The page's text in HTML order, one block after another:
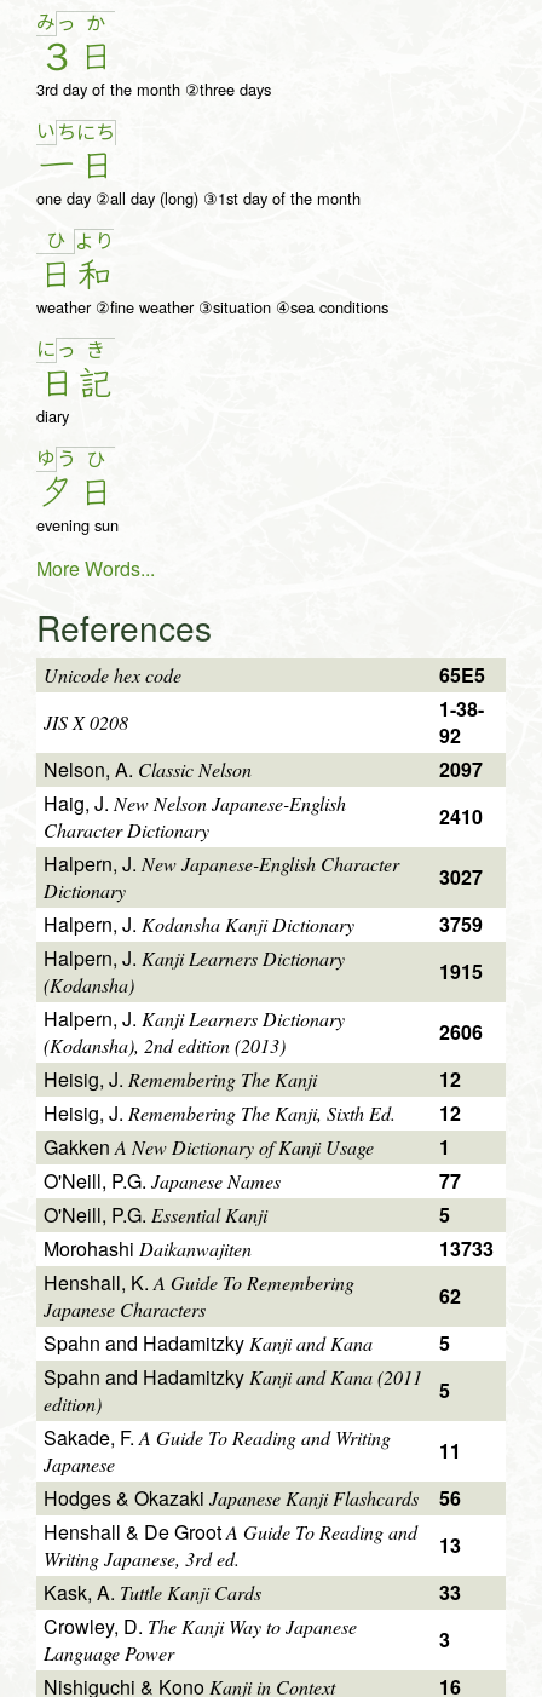
み っ
３
か
日
3rd day of the month ②three days
い ち
一
にち
日
one day ②all day (long) ③1st day of the month
ひ
日
よ り
和
weather ②fine weather ③situation ④sea conditions
に っ
日
き
記
diary
ゆ う
夕
ひ
日
evening sun
More Words...
References
Unicode hex code 65E5
JIS X 0208
1-38-
92
Nelson, A. Classic Nelson
2097
Haig, J.New Nelson Japanese-English
Character Dictionary
2410
Halpern, J. New Japanese-English Character
Dictionary
3027
Halpern, J. Kodansha Kanji Dictionary
3759
Halpern, J. Kanji Learners Dictionary
(Kodansha)
1915
Halpern, J. Kanji Learners Dictionary
(Kodansha), 2nd edition (2013)
2606
Heisig, J. Remembering The Kanji
12
Heisig, J. Remembering The Kanji, Sixth Ed.
12
GakkenA New Dictionary of Kanji Usage
1
O'Neill, P.G. Japanese Names
77
O'Neill, P.G. Essential Kanji
5
Morohashi Daikanwajiten
13733
Henshall, K.A Guide To Remembering
Japanese Characters
62
Spahn and HadamitzkyKanji and Kana
5
Spahn and HadamitzkyKanji and Kana (2011
edition)
5
Sakade, F.A Guide To Reading and Writing
Japanese
11
Hodges & Okazaki Japanese Kanji Flashcards
56
Henshall & De GrootA Guide To Reading and
Writing Japanese, 3rd ed.
13
Kask, A. Tuttle Kanji Cards
33
Crowley, D. The Kanji Way to Japanese
Language Power
3
Nishiguchi & KonoKanji in Context 16